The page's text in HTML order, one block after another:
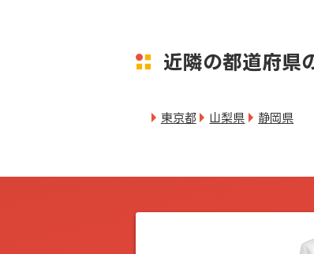
近隣の都道府県
東京都 山梨県 静岡県